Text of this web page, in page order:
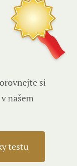
si
našem
testu